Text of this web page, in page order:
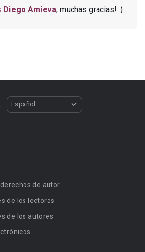
Diego Amieva, muchas gracias! :)
Español
de autor
de los lectores
de los autores